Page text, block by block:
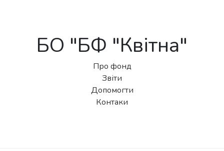
БО "БФ "Квітна"
Про фонд
Звіти
Допомогти
Контаки